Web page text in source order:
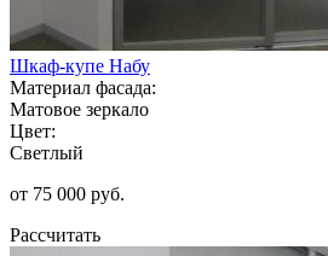
Шкаф-купе Набу
Материал фасада:
Матовое зеркало
Цвет:
Светлый
от 75 000 руб.
Рассчитать